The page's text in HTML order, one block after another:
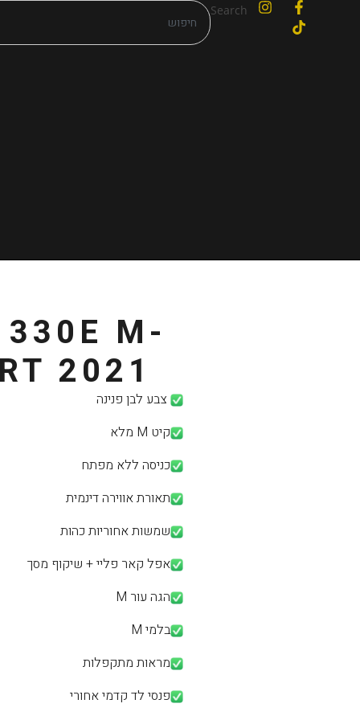
Search
330E M-
2021
צבע לבן פנינה
קיט M מלא
כניסה ללא מפתח
תאורת אווירה דינמית
שמשות אחוריות כהות
אפל קאר פליי + שיקוף מסך
הגה עור M
בלמי M
מראות מתקפלות
פנסי לד קדמי אחורי